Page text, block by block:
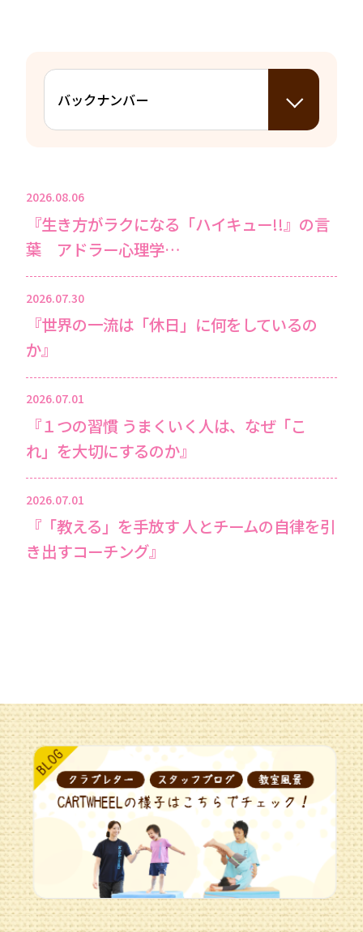
2026.08.06
『生き方がラクになる「ハイキュー!!』の言
葉 アドラー心理学…
2026.07.30
『世界の一流は「休日」に何をしているの
か』
2026.07.01
『１つの習慣 うまくいく人は、なぜ「こ
れ」を大切にするのか』
2026.07.01
『「教える」を手放す 人とチームの自律を引
き出すコーチング』